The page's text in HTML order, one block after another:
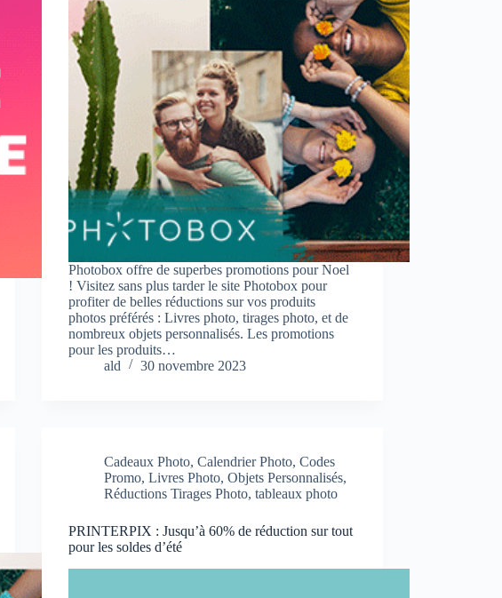
Photobox offre de superbes promotions pour Noel
! Visitez sans plus tarder le site Photobox pour
profiter de belles réductions sur vos produits
photos préférés : Livres photo, tirages photo, et de
nombreux objets personnalisés. Les promotions
pour les produits…
ald
30 novembre 2023
Cadeaux Photo,Calendrier Photo,Codes
Promo,Livres Photo,Objets Personnalisés,
Réductions Tirages Photo,tableaux photo
PRINTERPIX : Jusqu’à 60% de réduction sur tout
pour les soldes d’été